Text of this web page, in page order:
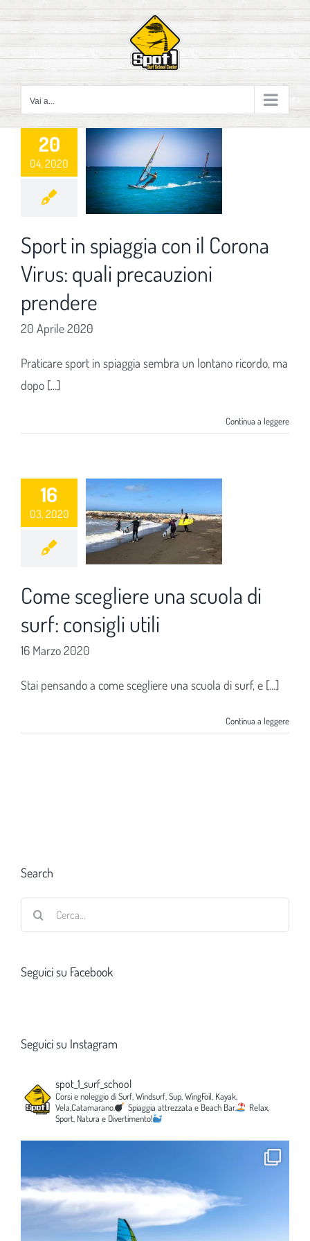
contenuto
Vai a...
20
04, 2020
Sport in spiaggia con il Corona
Virus: quali precauzioni
prendere
20 Aprile 2020
Praticare sport in spiaggia sembra un lontano ricordo, ma
dopo [...]
Continua a leggere
16
03, 2020
Come scegliere una scuola di
surf: consigli utili
16 Marzo 2020
Stai pensando a come scegliere una scuola di surf, e [...]
Continua a leggere
Search
Seguici su Facebook
Seguici su Instagram
spot_1_surf_school
Corsi e noleggio di Surf, Windsurf, Sup, WingFoil, Kayak,
Vela,Catamarano.
Spiaggia attrezzata e Beach Bar.
Relax,
Sport, Natura e Divertimento!